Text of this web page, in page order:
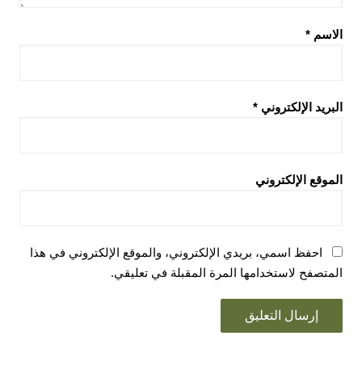
الاسم *
البريد الإلكتروني *
الموقع الإلكتروني
احفظ اسمي، بريدي الإلكتروني، والموقع الإلكتروني في هذا
المتصفح لاستخدامها المرة المقبلة في تعليقي.